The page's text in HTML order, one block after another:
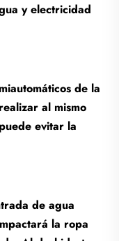
y electricidad
de la
al mismo
evitar la
de agua
la ropa